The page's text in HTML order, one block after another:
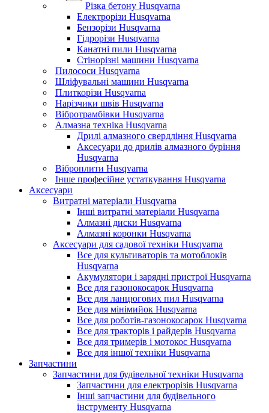
Різка бетону Husqvarna
Електрорізи Husqvarna
Бензорізи Husqvarna
Гідрорізи Husqvarna
Канатні пили Husqvarna
Стінорізні машини Husqvarna
Пилососи Husqvarna
Шліфувальні машини Husqvarna
Плиткорізи Husqvarna
Нарізчики швів Husqvarna
Вібротрамбівки Husqvarna
Алмазна техніка Husqvarna
Дрилі алмазного свердління Husqvarna
Аксесуари до дрилів алмазного буріння
Husqvarna
Віброплити Husqvarna
Інше професійне устаткування Husqvarna
Аксесуари
Витратні матеріали Husqvarna
Інші витратні матеріали Husqvarna
Алмазні диски Husqvarna
Алмазні коронки Husqvarna
Аксесуари для садової техніки Husqvarna
Все для культиваторів та мотоблоків
Husqvarna
Акумулятори і зарядні пристрої Husqvarna
Все для газонокосарок Husqvarna
Все для ланцюгових пил Husqvarna
Все для мінімийок Husqvarna
Все для роботів-газонокосарок Husqvarna
Все для тракторів і райдерів Husqvarna
Все для тримерів і мотокос Husqvarna
Все для іншої техніки Husqvarna
Запчастини
Запчастини для будівельної техніки Husqvarna
Запчастини для електрорізів Husqvarna
Інші запчастини для будівельного
інструменту Husqvarna